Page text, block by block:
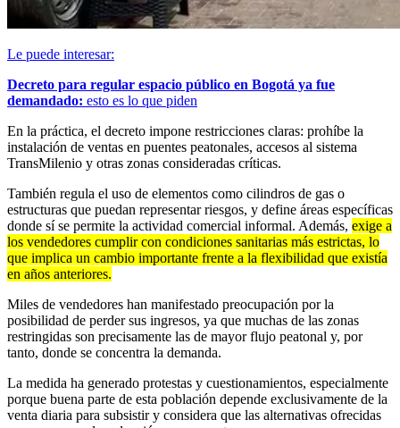
Le puede interesar:
Decreto para regular espacio público en Bogotá ya fue
demandado: esto es lo que piden
En la práctica, el decreto impone restricciones claras: prohíbe la
instalación de ventas en puentes peatonales, accesos al sistema
TransMilenio y otras zonas consideradas críticas.
También regula el uso de elementos como cilindros de gas o
estructuras que puedan representar riesgos, y define áreas específicas
donde sí se permite la actividad comercial informal. Además, exige a
los vendedores cumplir con condiciones sanitarias más estrictas, lo
que implica un cambio importante frente a la flexibilidad que existía
en años anteriores.
Miles de vendedores han manifestado preocupación por la
posibilidad de perder sus ingresos, ya que muchas de las zonas
restringidas son precisamente las de mayor flujo peatonal y, por
tanto, donde se concentra la demanda.
La medida ha generado protestas y cuestionamientos, especialmente
porque buena parte de esta población depende exclusivamente de la
venta diaria para subsistir y considera que las alternativas ofrecidas